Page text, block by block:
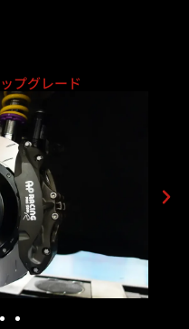
プグレード